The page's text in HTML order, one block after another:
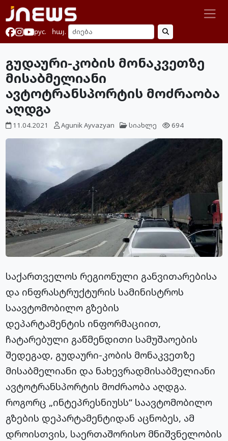
рус. հայ.
გუდაური-კობის მონაკვეთზე
მისაბმელიანი
ავტოტრანსპორტის მოძრაობა
აღდგა
11.04.2021 Agunik Ayvazyan სიახლე 694
საქართველოს რეგიონული განვითარებისა
და ინფრასტრუქტურის სამინისტროს
საავტომობილო გზების
დეპარტამენტის ინფორმაციით,
ჩატარებული გაწმენდითი სამუშაოების
შედეგად, გუდაური-კობის მონაკვეთზე
მისაბმელიანი და ნახევრადმისაბმელიანი
ავტოტრანსპორტის მოძრაობა აღდგა.
როგორც „ინტეპრესნიუსს“ საავტომობილო
გზების დეპარტამენტიდან აცნობეს, ამ
დროისთვის, საერთაშორისო მნიშვნელობის